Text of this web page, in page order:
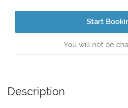
Start
You will not be
Description